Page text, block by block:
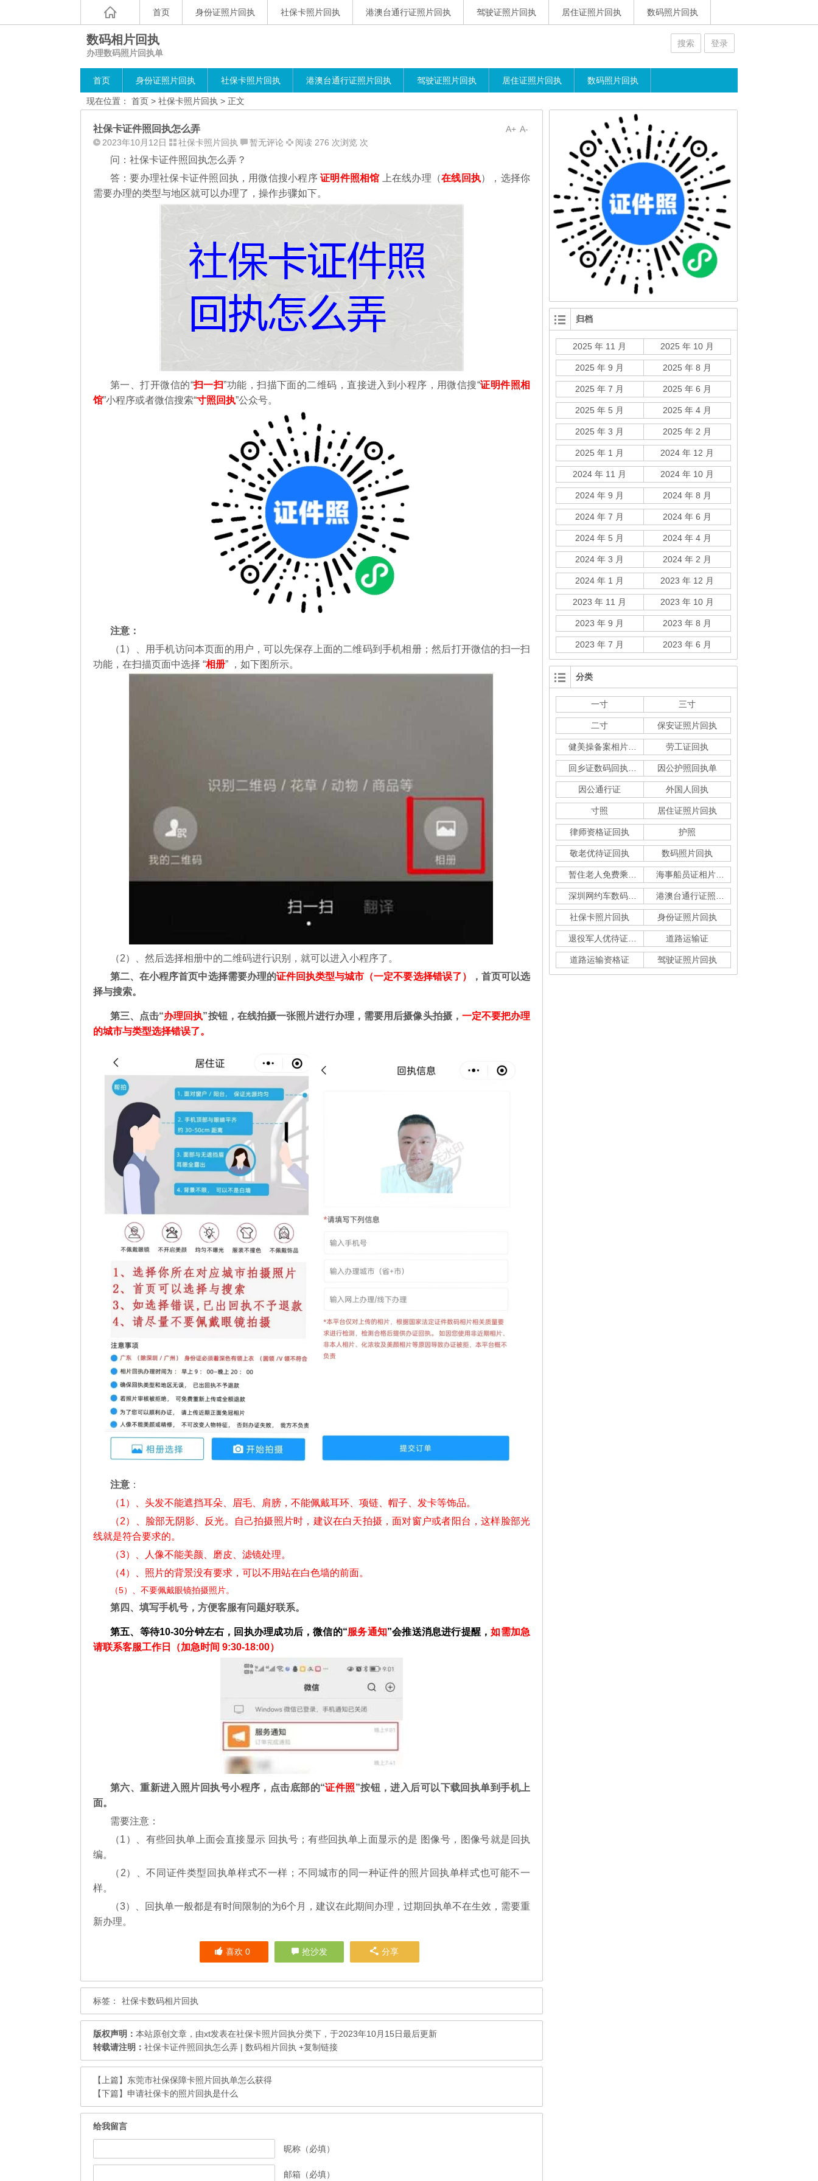
首页 身份证照片回执 社保卡照片回执 港澳台通行证照片回执 驾驶证照片回执 居住证照片回执 数码照片回执
数码相片回执
办理数码照片回执单
搜索 登录
首页 身份证照片回执 社保卡照片回执 港澳台通行证照片回执 驾驶证照片回执 居住证照片回执 数码照片回执
现在位置： 首页 > 社保卡照片回执 > 正文
A-
A+
社保卡证件照回执怎么弄
2023年10月12日 社保卡照片回执 暂无评论 阅读 276 次浏览 次
问：社保卡证件照回执怎么弄？
答：要办理社保卡证件照回执，用微信搜小程序证明件照相馆 上在线办理（在线回执），选择你
需要办理的类型与地区就可以办理了，操作步骤如下。
第一、打开微信的“扫一扫”功能，扫描下面的二维码，直接进入到小程序，用微信搜“证明件照相
馆”小程序或者微信搜索“寸照回执”公众号。
注意：
（1）、用手机访问本页面的用户，可以先保存上面的二维码到手机相册；然后打开微信的扫一扫
功能，在扫描页面中选择 “相册” ，如下图所示。
（2）、然后选择相册中的二维码进行识别，就可以进入小程序了。
第二、在小程序首页中选择需要办理的证件回执类型与城市（一定不要选择错误了）
，首页可以选
择与搜索。
第三、点击“办理回执”按钮，在线拍摄一张照片进行办理，需要用后摄像头拍摄， 一定不要把办理
的城市与类型选择错误了。
注意 ：
（1）、头发不能遮挡耳朵、眉毛、肩膀，不能佩戴耳环、项链、帽子、发卡等饰品。
（2）、脸部无阴影、反光。自己拍摄照片时，建议在白天拍摄，面对窗户或者阳台，这样脸部光
线就是符合要求的。
（3）、人像不能美颜、磨皮、滤镜处理。
（4）、照片的背景没有要求，可以不用站在白色墙的前面。
（5）、不要佩戴眼镜拍摄照片。
第四、填写手机号，方便客服有问题好联系。
第五、等待10-30分钟左右，回执办理成功后，微信的“服务通知”会推送消息进行提醒，如需加急
请联系客服工作日（加急时间 9:30-18:00）
第六、重新进入照片回执号小程序，点击底部的“证件照”按钮，进入后可以下载回执单到手机上
面。
需要注意：
（1）、有些回执单上面会直接显示 回执号；有些回执单上面显示的是 图像号，图像号就是回执
编。
（2）、不同证件类型回执单样式不一样；不同城市的同一种证件的照片回执单样式也可能不一
样。
（3）、回执单一般都是有时间限制的为6个月，建议在此期间办理，过期回执单不在生效，需要重
新办理。
喜欢0 抢沙发 分享
标签： 社保卡数码相片回执
版权声明： 本站原创文章，由xt发表在社保卡照片回执分类下，于2023年10月15日最后更新
转载请注明： 社保卡证件照回执怎么弄 | 数码相片回执 +复制链接
【上篇】 东莞市社保保障卡照片回执单怎么获得
【下篇】 申请社保卡的照片回执是什么
给我留言
昵称（必填）
邮箱（必填）
归档
2025 年 11 月 2025 年 10 月
2025 年 9 月 2025 年 8 月
2025 年 7 月 2025 年 6 月
2025 年 5 月 2025 年 4 月
2025 年 3 月 2025 年 2 月
2025 年 1 月 2024 年 12 月
2024 年 11 月 2024 年 10 月
2024 年 9 月 2024 年 8 月
2024 年 7 月 2024 年 6 月
2024 年 5 月 2024 年 4 月
2024 年 3 月 2024 年 2 月
2024 年 1 月 2023 年 12 月
2023 年 11 月 2023 年 10 月
2023 年 9 月 2023 年 8 月
2023 年 7 月 2023 年 6 月
分类
一寸 三寸
二寸 保安证照片回执
劳工证回执
因公护照回执单
因公通行证 外国人回执
寸照 居住证照片回执
律师资格证回执 护照
敬老优待证回执 数码照片回执
海事船员证相片采集
社保卡照片回执 身份证照片回执
道路运输证
道路运输资格证 驾驶证照片回执